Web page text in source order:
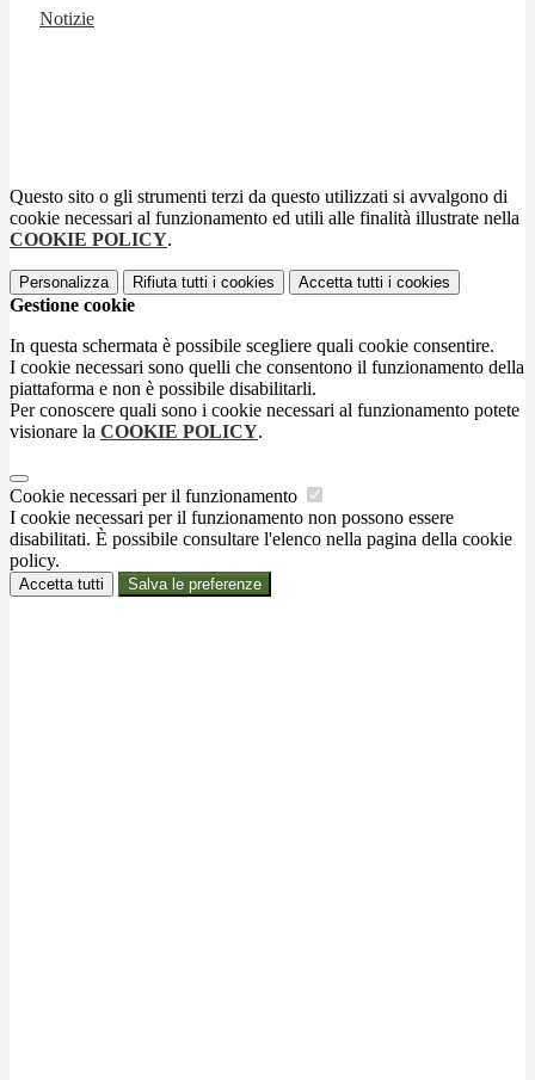
Notizie
Questo sito o gli strumenti terzi da questo utilizzati si avvalgono di
cookie necessari al funzionamento ed utili alle finalità illustrate nella
COOKIE POLICY.
Personalizza Rifiuta tutti i cookies Accetta tutti i cookies
Gestione cookie
In questa schermata è possibile scegliere quali cookie consentire.
I cookie necessari sono quelli che consentono il funzionamento della
piattaforma e non è possibile disabilitarli.
Per conoscere quali sono i cookie necessari al funzionamento potete
visionare la COOKIE POLICY.
Cookie necessari per il funzionamento
I cookie necessari per il funzionamento non possono essere
disabilitati. È possibile consultare l'elenco nella pagina della cookie
policy.
Accetta tutti Salva le preferenze